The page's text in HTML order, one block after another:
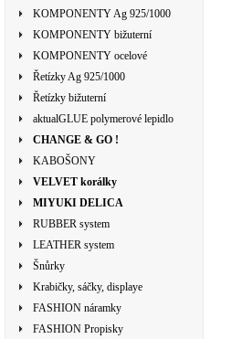
KOMPONENTY Ag 925/1000
KOMPONENTY bižuterní
KOMPONENTY ocelové
Řetízky Ag 925/1000
Řetízky bižuterní
aktualGLUE polymerové lepidlo
CHANGE & GO !
KABOŠONY
VELVET korálky
MIYUKI DELICA
RUBBER system
LEATHER system
Šnůrky
Krabičky, sáčky, displaye
FASHION náramky
FASHION Propisky